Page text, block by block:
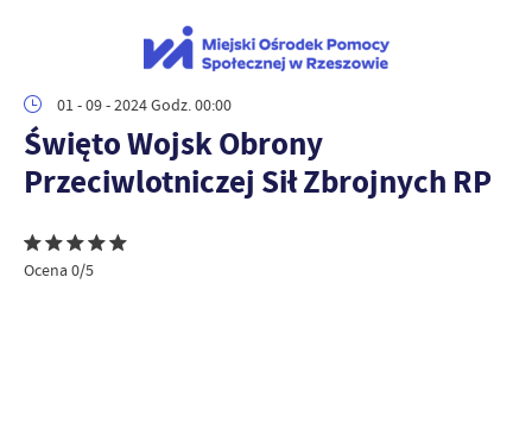
01 - 09 - 2024 Godz. 00:00
Święto Wojsk Obrony
Przeciwlotniczej Sił Zbrojnych RP
Ocena 0/5